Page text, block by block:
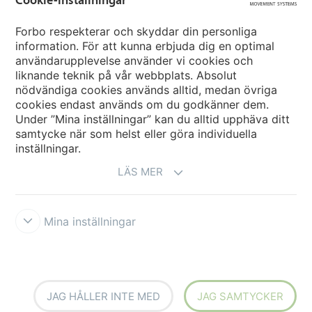
Forbo Movement Systems
Välj ett land
Välj Ert land
Forbo respekterar och skyddar din personliga
information. För att kunna erbjuda dig en optimal
användarupplevelse använder vi cookies och
liknande teknik på vår webbplats. Absolut
nödvändiga cookies används alltid, medan övriga
cookies endast används om du godkänner dem.
Under ”Mina inställningar” kan du alltid upphäva ditt
samtycke när som helst eller göra individuella
inställningar.
LÄS MER
Mina inställningar
JAG HÅLLER INTE MED JAG SAMTYCKER